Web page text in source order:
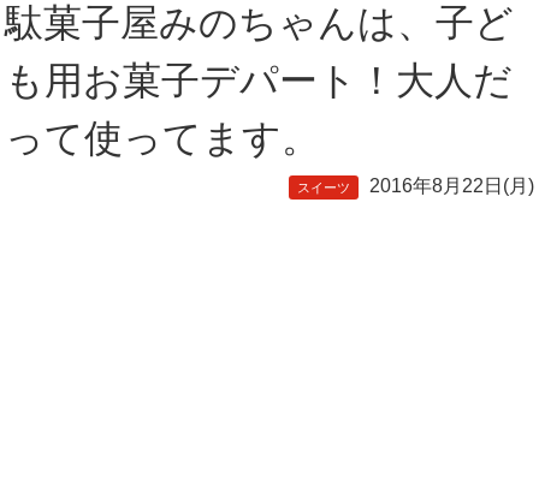
駄菓子屋みのちゃんは、子ど
も用お菓子デパート！大人だ
って使ってます。
スイーツ 2016年8月22日(月)